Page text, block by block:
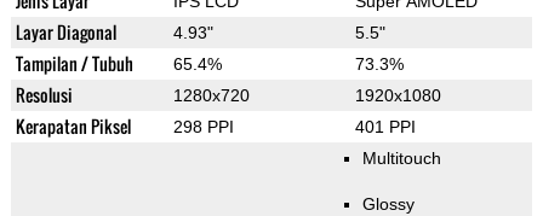
Layar Diagonal 4.93" 5.5"
Tampilan / Tubuh 65.4% 73.3%
Resolusi 1280x720 1920x1080
Kerapatan Piksel 298 PPI 401 PPI
Multitouch
Glossy